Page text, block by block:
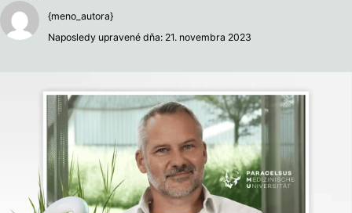
{meno_autora}
Naposledy upravené dňa: 21. novembra 2023